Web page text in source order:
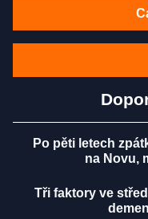
Po pěti letech
na Novu,
Tři faktory ve